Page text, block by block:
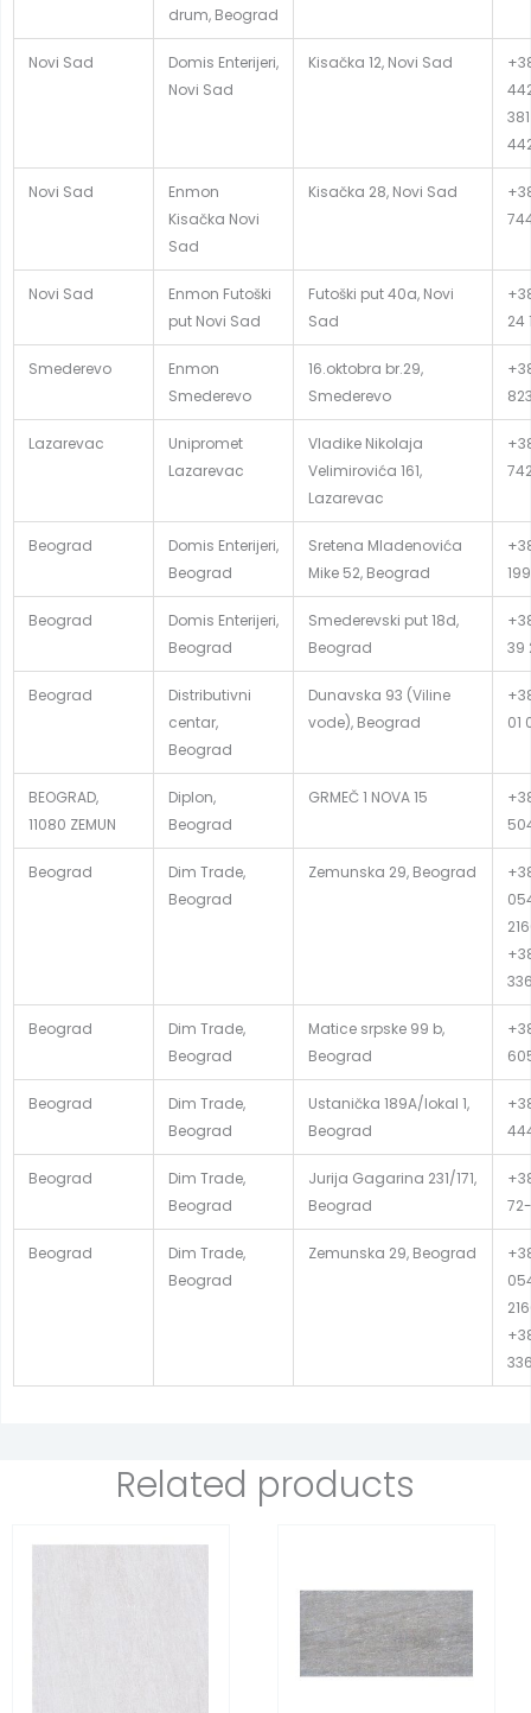
drum, Beograd
Novi Sad
Domis Enterijeri,
Novi Sad
Kisačka 12, Novi Sad
Novi Sad
Enmon
Kisačka Novi
Sad
Kisačka 28, Novi Sad
Novi Sad
Enmon Futoški
put Novi Sad
Futoški put 40a, Novi
Sad
24
Smederevo
Enmon
Smederevo
16.oktobra br.29,
Smederevo
Lazarevac
Unipromet
Lazarevac
Vladike Nikolaja
Velimirovića 161,
Lazarevac
Beograd
Domis Enterijeri,
Beograd
Sretena Mladenovića
Mike 52, Beograd
199
Beograd
Domis Enterijeri,
Beograd
Smederevski put 18d,
Beograd
39
Beograd
Distributivni
centar,
Beograd
Dunavska 93 (Viline
vode), Beograd
01
BEOGRAD,
11080 ZEMUN
Diplon,
Beograd
GRMEČ 1 NOVA 15
Beograd
Dim Trade,
Beograd
Zemunska 29, Beograd
Beograd
Dim Trade,
Beograd
Matice srpske 99 b,
Beograd
Beograd
Dim Trade,
Beograd
Ustanička 189A/lokal 1,
Beograd
Beograd
Dim Trade,
Beograd
Jurija Gagarina 231/171,
Beograd
Beograd
Dim Trade,
Beograd
Zemunska 29, Beograd
Related products